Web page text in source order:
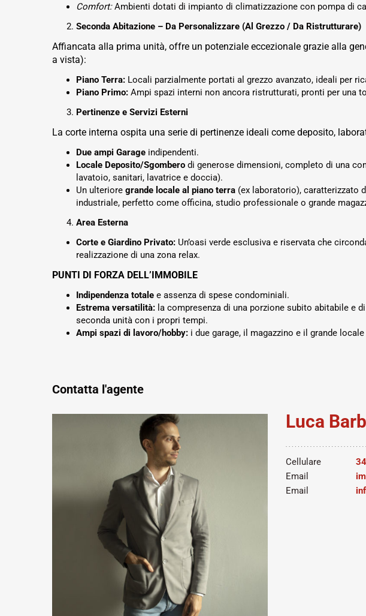
Comfort:Ambienti dotati di impianto di climatizzazione con pompa di
Seconda Abitazione – Da Personalizzare (Al Grezzo / Da Ristrutturare)
Affiancata alla prima unità, offre un potenziale eccezionale grazie alla
a vista):
Piano Terra: Locali parzialmente portati al grezzo avanzato, ideali per
Piano Primo: Ampi spazi interni non ancora ristrutturati, pronti per una
Pertinenze e Servizi Esterni
La corte interna ospita una serie di pertinenze ideali come deposito,
Due ampi Garage indipendenti.
Locale Deposito/Sgombero di generose dimensioni, completo di una
lavatoio, sanitari, lavatrice e doccia).
Un ulteriore grande locale al piano terra (ex laboratorio), caratterizzato
industriale, perfetto come officina, studio professionale o grande
Area Esterna
Corte e Giardino Privato: Un’oasi verde esclusiva e riservata che
realizzazione di una zona relax.
PUNTI DI FORZA DELL’IMMOBILE
Indipendenza totale e assenza di spese condominiali.
Estrema versatilità: la compresenza di una porzione subito abitabile e
seconda unità con i propri tempi.
Ampi spazi di lavoro/hobby: i due garage, il magazzino e il grande
Contatta l'agente
Luca
Cellulare
Email
Email